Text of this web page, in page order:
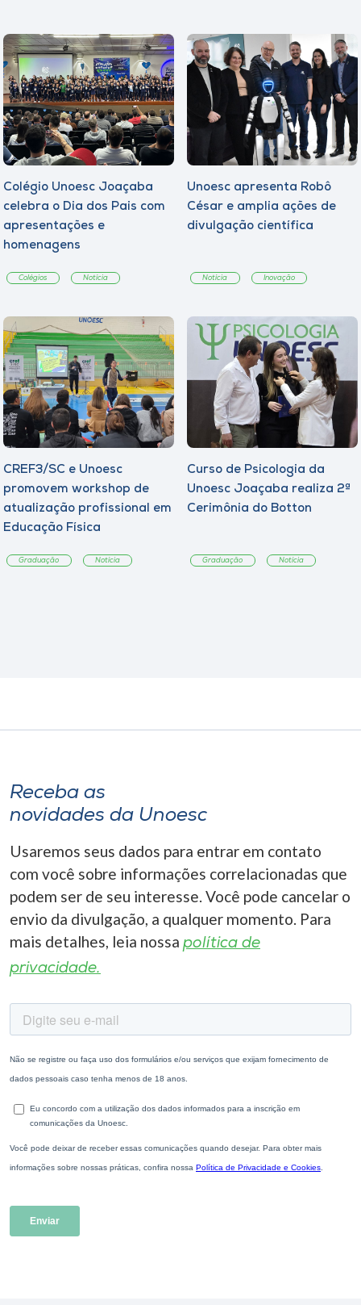
Colégio Unoesc Joaçaba
celebra o Dia dos Pais com
apresentações e
homenagens
Colégios Notícia
Unoesc apresenta Robô
César e amplia ações de
divulgação científica
Notícia Inovação
CREF3/SC e Unoesc
promovem workshop de
atualização profissional em
Educação Física
Graduação Notícia
Curso de Psicologia da
Unoesc Joaçaba realiza 2ª
Cerimônia do Botton
Graduação Notícia
Receba as
novidades da Unoesc
Usaremos seus dados para entrar em contato
com você sobre informações correlacionadas que
podem ser de seu interesse. Você pode cancelar o
envio da divulgação, a qualquer momento. Para
mais detalhes, leia nossa política de
privacidade.